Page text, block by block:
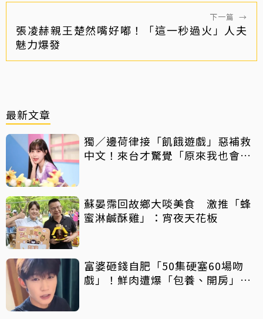
下一篇 →
張凌赫親王楚然嘴好嘟！「這一秒過火」人夫
魅力爆發
最新文章
獨／邊荷律接「飢餓遊戲」惡補救
中文！來台才驚覺「原來我也會
蘇晏霈回故鄉大啖美食 激推「蜂
蜜淋鹹酥雞」：宵夜天花板
富婆砸錢自肥「50集硬塞60場吻
戲」！鮮肉遭爆「包養、開房」全